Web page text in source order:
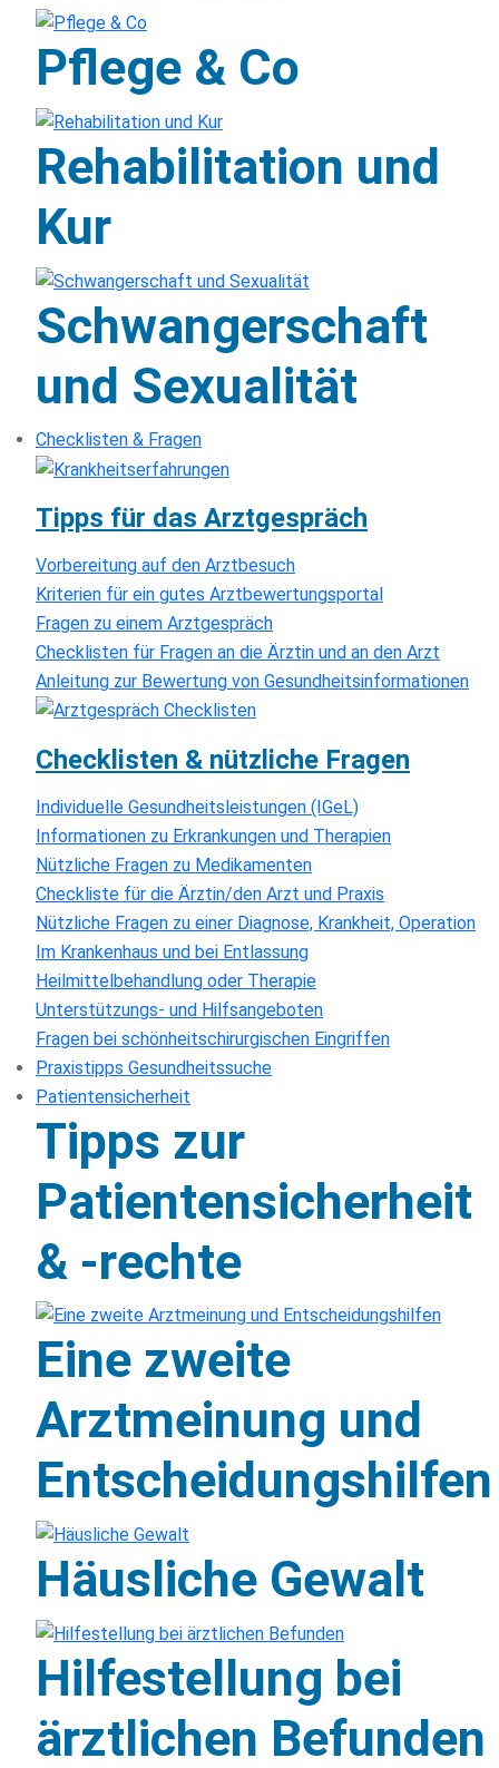
Pflege & Co
Rehabilitation und
Kur
Schwangerschaft
und Sexualität
Checklisten & Fragen
Tipps für das Arztgespräch
Vorbereitung auf den Arztbesuch
Kriterien für ein gutes Arztbewertungsportal
Fragen zu einem Arztgespräch
Checklisten für Fragen an die Ärztin und an den Arzt
Anleitung zur Bewertung von Gesundheitsinformationen
Checklisten & nützliche Fragen
Individuelle Gesundheitsleistungen (IGeL)
Informationen zu Erkrankungen und Therapien
Nützliche Fragen zu Medikamenten
Checkliste für die Ärztin/den Arzt und Praxis
Nützliche Fragen zu einer Diagnose, Krankheit, Operation
Im Krankenhaus und bei Entlassung
Heilmittelbehandlung oder Therapie
Unterstützungs- und Hilfsangeboten
Fragen bei schönheitschirurgischen Eingriffen
Praxistipps Gesundheitssuche
Patientensicherheit
Tipps zur
Patientensicherheit
& -rechte
Eine zweite
Arztmeinung und
Entscheidungshilfen
Häusliche Gewalt
Hilfestellung bei
ärztlichen Befunden